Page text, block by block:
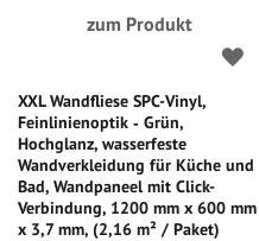
zum Produkt
XXL Wandfliese SPC-Vinyl,
Feinlinienoptik ‑ Grün,
Hochglanz, wasserfeste
Wandverkleidung für Küche und
Bad, Wandpaneel mit Click-
Verbindung, 1200 mm x 600 mm
x 3,7 mm, (2,16 m² / Paket)